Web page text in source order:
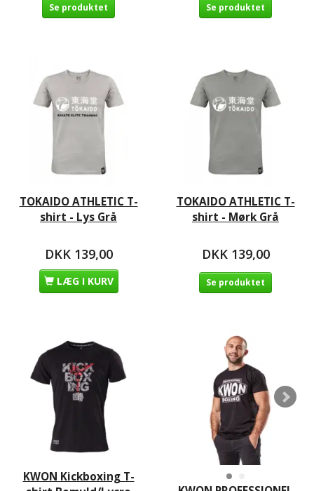
Se produktet Se produktet
TOKAIDO ATHLETIC T-
shirt - Lys Grå
DKK 139,00
LÆG I KURV
TOKAIDO ATHLETIC T-
shirt - Mørk Grå
DKK 139,00
Se produktet
KWON Kickboxing T-